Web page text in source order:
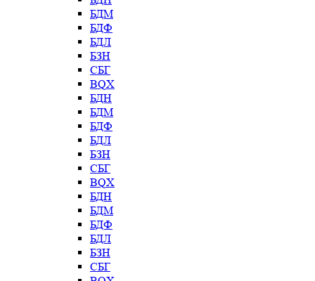
БДМ
БДФ
БДЛ
БЗН
СБГ
BQX
БДН
БДМ
БДФ
БДЛ
БЗН
СБГ
BQX
БДН
БДМ
БДФ
БДЛ
БЗН
СБГ